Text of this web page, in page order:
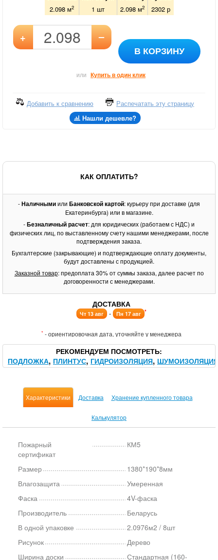
2.098 м2 1 шт 2.098м2 2302р
+ –
В КОРЗИНУ
или Купить в один клик
Добавить к сравнению
Распечатать эту страницу
Нашли дешевле?
КАК ОПЛАТИТЬ?
-Наличнымиили Банковской картой: курьеру при доставке (для
Екатеринбурга) или в магазине.
-Безналичный расчет: для юридических (работаем с НДС) и
физических лиц, по выставленному счету нашими менеджерами, после
подтверждения заказа.
Бухгалтерские (закрывающие) и подтверждающие оплату документы,
будут доставлены с продукцией.
Заказной товар: предоплата 30% от суммы заказа, далее расчет по
договоренности с менеджерами.
ДОСТАВКА
Чт 13 авг - Пн 17 авг *
* - ориентировочная дата, уточняйте у менеджера
РЕКОМЕНДУЕМ ПОСМОТРЕТЬ
ПОДЛОЖКА ПЛИНТУС ГИДРОИЗОЛЯЦИЯ ШУМОИЗОЛЯЦИЯ
Характеристики Доставка Хранение купленного товара
Калькулятор
Пожарный
сертификат
КМ5
Размер
1380*190*8мм
Влагозащита
Умеренная
Фаска
4V-фаска
Производитель
Беларусь
В одной упаковке
2.0976м2 / 8шт
Рисунок
Дерево
Ширина доски
Стандартная (160-